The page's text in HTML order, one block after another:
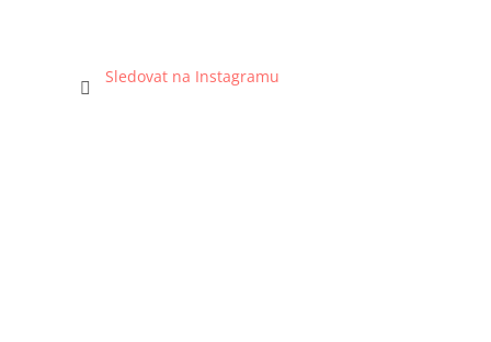
Sledovat na Instagramu